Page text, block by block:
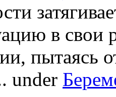
в свои
пытаясь
under